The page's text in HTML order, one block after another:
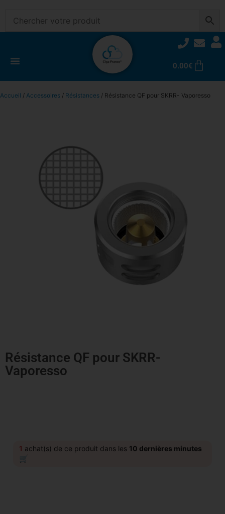
0.00€
Accueil / Accessoires / Résistances / Résistance QF pour SKRR- Vaporesso
Résistance QF pour SKRR-
Vaporesso
1 achat(s) de ce produit dans les 10 dernières minutes
🛒